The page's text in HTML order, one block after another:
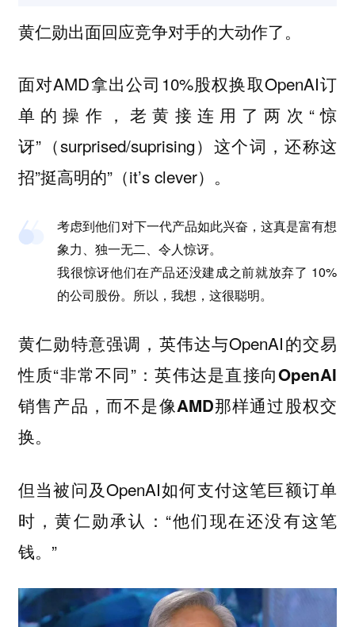
黄仁勋出面回应竞争对手的大动作了。
面对AMD拿出公司10%股权换取OpenAI订
单的操作，老黄接连用了两次“惊
讶”（surprised/suprising）这个词，还称这
招”挺高明的”（it’s clever）。
考虑到他们对下一代产品如此兴奋，这真是富有想
象力、独一无二、令人惊讶。
我很惊讶他们在产品还没建成之前就放弃了 10%
的公司股份。所以，我想，这很聪明。
黄仁勋特意强调，英伟达与OpenAI的交易
性质“非常不同”：英伟达是直接向OpenAI
销售产品，而不是像AMD那样通过股权交
换。
但当被问及OpenAI如何支付这笔巨额订单
时，黄仁勋承认：“他们现在还没有这笔
钱。 ”